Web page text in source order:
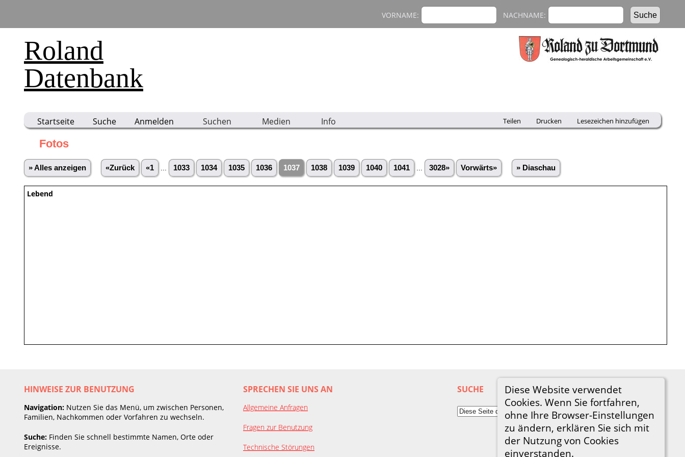
Roland
Datenbank
VORNAME: NACHNAME:
Startseite Suche Anmelden Suchen Medien Info Teilen Drucken Lesezeichen hinzufügen
Diese Website verwendet
Cookies. Wenn Sie fortfahren,
ohne Ihre Browser-Einstellungen
zu ändern, erklären Sie sich mit
der Nutzung von Cookies
einverstanden.
Fotos
» Alles anzeigen «Zurück «1 1033 1034 1035 1036 1037 1038 1039 1040 1041 3028» Vorwärts» » Diaschau
Lebend
HINWEISE ZUR BENUTZUNG
Navigation: Nutzen Sie das Menü, um zwischen Personen,
Familien, Nachkommen oder Vorfahren zu wechseln.
Suche: Finden Sie schnell bestimmte Namen, Orte oder
Ereignisse.
SPRECHEN SIE UNS AN
Allgemeine Anfragen
Fragen zur Benutzung
Technische Störungen
SUCHE